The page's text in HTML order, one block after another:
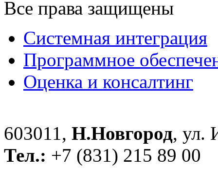
Все права защищены
Системная интеграция
Программное
Оценка и консалтинг
603011, Н.Новгород, ул.
Тел.: +7 (831) 215 89 00